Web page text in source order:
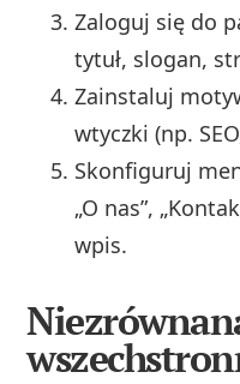
Zaloguj się do
tytuł, slogan,
Zainstaluj
wtyczki (np.
Skonfiguruj
„O nas”,
wpis.